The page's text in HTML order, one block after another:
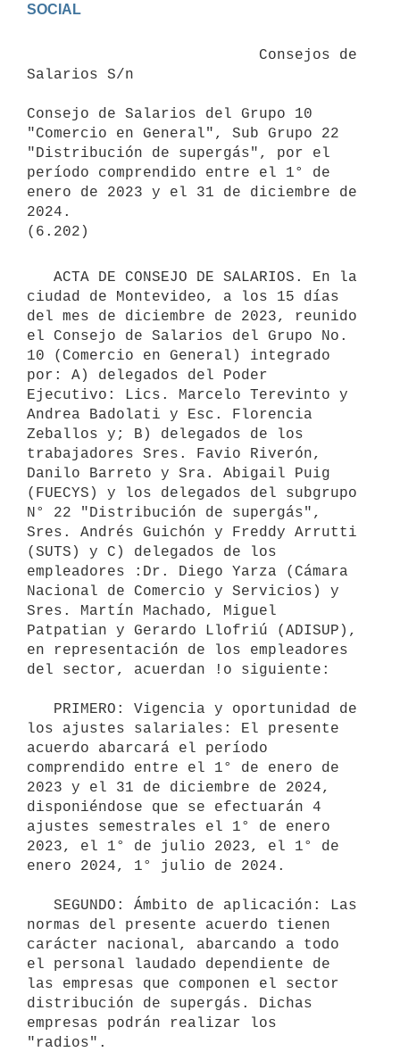
Salarios S/n
Consejo de Salarios del Grupo 10
"Comercio en General", Sub Grupo 22
"Distribución de supergás", por el
período comprendido entre el 1° de
enero de 2023 y el 31 de diciembre de
2024.
ciudad de Montevideo, a los 15 días
del mes de diciembre de 2023, reunido
el Consejo de Salarios del Grupo No.
10 (Comercio en General) integrado
por: A) delegados del Poder
Ejecutivo: Lics. Marcelo Terevinto y
Andrea Badolati y Esc. Florencia
Zeballos y; B) delegados de los
trabajadores Sres. Favio Riverón,
Danilo Barreto y Sra. Abigail Puig
(FUECYS) y los delegados del subgrupo
N° 22 "Distribución de supergás",
Sres. Andrés Guichón y Freddy Arrutti
(SUTS) y C) delegados de los
empleadores :Dr. Diego Yarza (Cámara
Nacional de Comercio y Servicios) y
Sres. Martín Machado, Miguel
Patpatian y Gerardo Llofriú (ADISUP),
en representación de los empleadores
del sector, acuerdan !o siguiente:
los ajustes salariales: El presente
acuerdo abarcará el período
comprendido entre el 1° de enero de
2023 y el 31 de diciembre de 2024,
disponiéndose que se efectuarán 4
ajustes semestrales el 1° de enero
2023, el 1° de julio 2023, el 1° de
enero 2024, 1° julio de 2024.
normas del presente acuerdo tienen
carácter nacional, abarcando a todo
el personal laudado dependiente de
las empresas que componen el sector
distribución de supergás. Dichas
empresas podrán realizar los
"radios".